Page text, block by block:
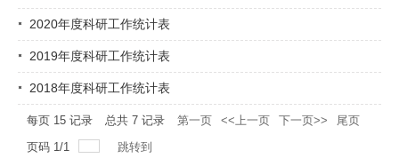
2020年度科研工作统计表
2019年度科研工作统计表
2018年度科研工作统计表
每页 15 记录 总共 7 记录 第一页 <<上一页 下一页>>
尾页
页码 1/1 跳转到